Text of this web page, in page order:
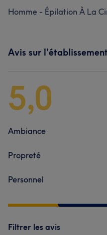
Homme - Épilation À La
Avis sur
5,0
Ambiance
Propreté
Personnel
Filtrer les avis